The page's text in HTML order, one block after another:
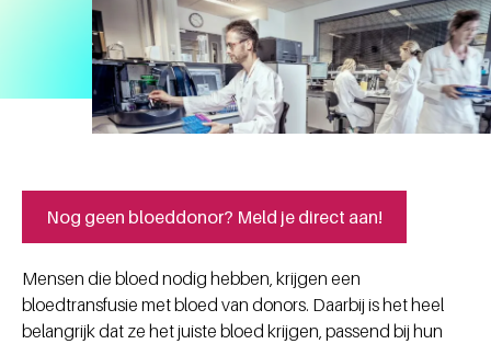
Nog geen bloeddonor? Meld je direct aan!
Mensen die bloed nodig hebben, krijgen een
bloedtransfusie met bloed van donors. Daarbij is het heel
belangrijk dat ze het juiste bloed krijgen, passend bij hun